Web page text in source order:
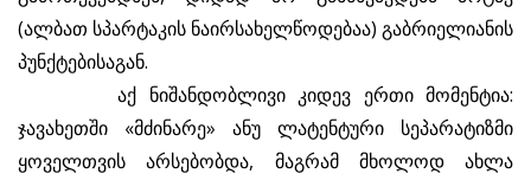
(ალბათ სპარტაკის ნაირსახელწოდებაა) გაბრიელიანის
პუნქტებისაგან.
აქ ნიშანდობლივი კიდევ ერთი მომენტია:
ჯავახეთში «მძინარე» ანუ ლატენტური სეპარატიზმი
ყოველთვის არსებობდა, მაგრამ მხოლოდ ახლა